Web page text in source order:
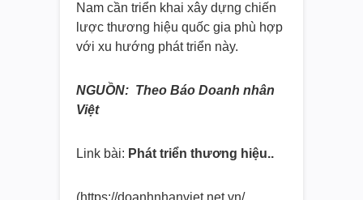
Nam cần triển khai xây dựng chiến
lược thương hiệu quốc gia phù hợp
với xu hướng phát triển này.
NGUỒN: Theo Báo Doanh nhân
Việt
Link bài: Phát triển thương hiệu..